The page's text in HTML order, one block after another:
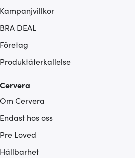
Kampanjvillkor
BRA DEAL
Företag
Produktåterkallelse
Cervera
Om Cervera
Endast hos oss
Pre Loved
Hållbarhet